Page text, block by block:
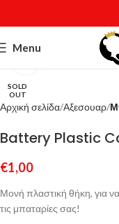
Menu
SOLD
OUT
Κάντε κλικ για
Αρχική σελίδα Αξεσουαρ
Battery Plastic
€1,00
Μονή πλαστική θήκη, για
τις μπαταρίες σας!